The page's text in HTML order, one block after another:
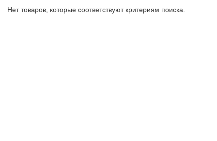
Нет товаров, которые соответствуют критериям поиска.